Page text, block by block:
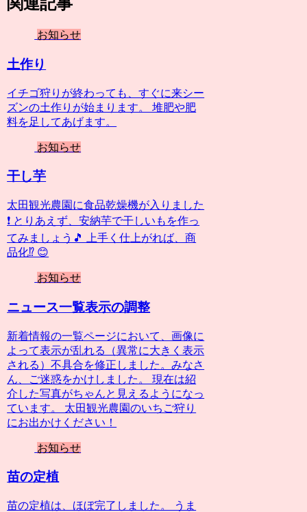
関連記事
お知らせ
土作り
イチゴ狩りが終わっても、すぐに来シー
ズンの土作りが始まります。 堆肥や肥
料を足してあげます。
お知らせ
干し芋
太田観光農園に食品乾燥機が入りました
❗️ とりあえず、安納芋で干しいもを作っ
てみましょう🎵 上手く仕上がれば、商
品化⁉️ 😊
お知らせ
ニュース一覧表示の調整
新着情報の一覧ページにおいて、画像に
よって表示が乱れる（異常に大きく表示
される）不具合を修正しました。みなさ
ん、ご迷惑をかけしました。 現在は紹
介した写真がちゃんと見えるようになっ
ています。 太田観光農園のいちご狩り
にお出かけください！
お知らせ
苗の定植
苗の定植は、ほぼ完了しました。 うま